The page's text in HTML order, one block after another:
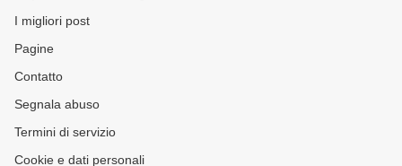
I migliori post
Pagine
Contatto
Segnala abuso
Termini di servizio
Cookie e dati personali